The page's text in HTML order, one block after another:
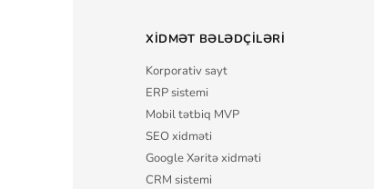
XIDMƏT BƏLƏDÇILƏRI
Korporativ sayt
ERP sistemi
Mobil tətbiq MVP
SEO xidməti
Google Xəritə xidməti
CRM sistemi